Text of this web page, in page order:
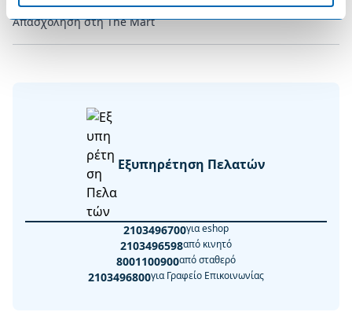
Απασχόληση στη The Mart
Εξυπηρέτηση Πελατών
2103496700για eshop
2103496598από κινητό
8001100900από σταθερό
2103496800για Γραφείο Επικοινωνίας